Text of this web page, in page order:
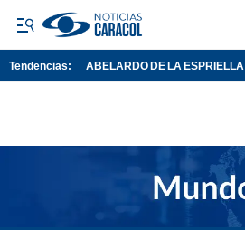
Tendencias: ABELARDO DE LA ESPRIELLA